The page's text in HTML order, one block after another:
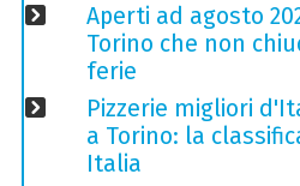
Aperti ad agosto
Torino che non
ferie
Pizzerie migliori
a Torino: la
Italia